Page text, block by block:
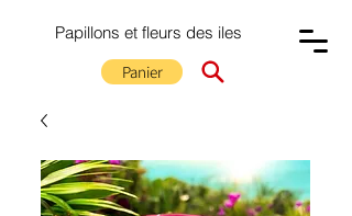
Papillons et fleurs des iles
Panier